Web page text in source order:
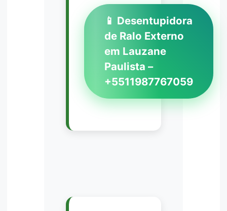
📱 Desentupidora
de Ralo Externo
em Lauzane
Paulista –
+5511987767059